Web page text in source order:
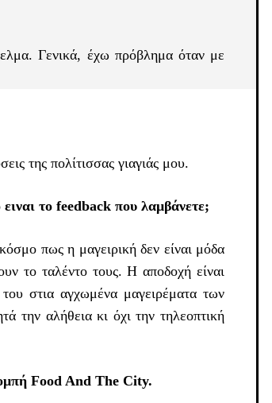
Γενικά, έχω πρόβλημα όταν με
της πολίτισσας γιαγιάς μου.
το feedback που λαμβάνετε;
πως η μαγειρική δεν είναι μόδα
το ταλέντο τους. Η αποδοχή είναι
στια αγχωμένα μαγειρέματα των
την αλήθεια κι όχι την τηλεοπτική
Food And The City.